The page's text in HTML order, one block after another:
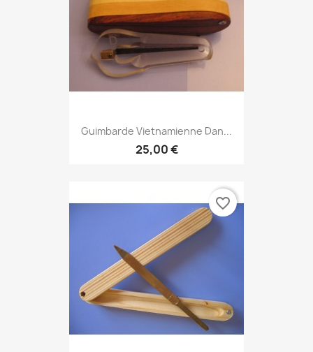
Guimbarde Vietnamienne Dan...
25,00 €
favorite_border